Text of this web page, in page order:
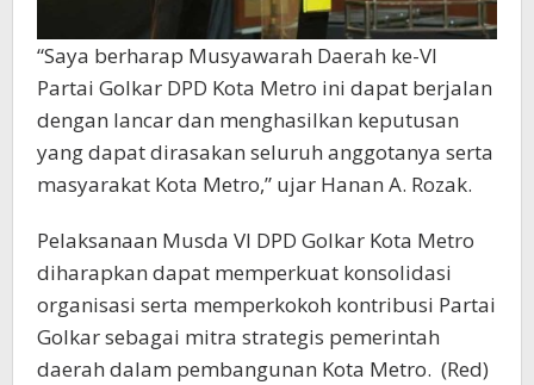
“Saya berharap Musyawarah Daerah ke-VI
Partai Golkar DPD Kota Metro ini dapat berjalan
dengan lancar dan menghasilkan keputusan
yang dapat dirasakan seluruh anggotanya serta
masyarakat Kota Metro,” ujar Hanan A. Rozak.
Pelaksanaan Musda VI DPD Golkar Kota Metro
diharapkan dapat memperkuat konsolidasi
organisasi serta memperkokoh kontribusi Partai
Golkar sebagai mitra strategis pemerintah
daerah dalam pembangunan Kota Metro. (Red)